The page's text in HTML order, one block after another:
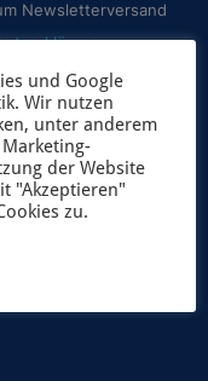
Newsletterversand
.
und Google
Wir nutzen
unter anderem
der Website
"Akzeptieren"
zu.